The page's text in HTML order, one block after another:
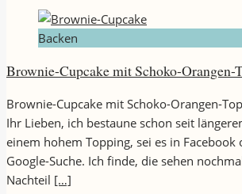
Backen
Brownie-Cupcake mit Schoko-Orangen-
Brownie-Cupcake mit Schoko-Orangen-
Ihr Lieben, ich bestaune schon seit
einem hohem Topping, sei es in Facebook
Google-Suche. Ich finde, die sehen
Nachteil […]